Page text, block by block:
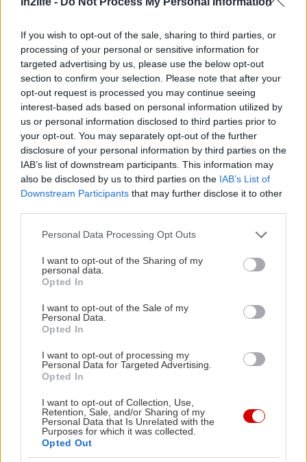
If you wish to opt-out of the sale, sharing to third parties, or
processing of your personal or sensitive information for
targeted advertising by us, please use the below opt-out
section to confirm your selection. Please note that after your
opt-out request is processed you may continue seeing
interest-based ads based on personal information utilized by
us or personal information disclosed to third parties prior to
your opt-out. You may separately opt-out of the further
disclosure of your personal information by third parties on the
IAB’s list of downstream participants. This information may
also be disclosed by us to third parties on the IAB’s List of
Downstream Participants that may further disclose it to other
Please note that this website/app uses one or more Google
not limited to your visit or usage behaviour. You may click to
grant or deny consent to Google and its third-party tags to
use your data for below specified purposes in below Google
consent section.
Personal Data Processing Opt Outs
I want to opt-out of the Sharing of my
personal data.
Opted In
I want to opt-out of the Sale of my
Personal Data.
Opted In
I want to opt-out of processing my
Personal Data for Targeted Advertising.
Opted In
I want to opt-out of Collection, Use,
Retention, Sale, and/or Sharing of my
Personal Data that Is Unrelated with the
Purposes for which it was collected.
Opted Out
Το αμπελοτόπι Δρύσμπεϊ βρίσκεται σε υψόμετρο
250 μέτρα (820 πόδια) πάνω από την επιφάνεια
της θάλασσας, και φιλοξενεί το Syrah. Η αποφυγή
άρδευσης, το κλίμα, και διάφορα ιζήματα αυτής